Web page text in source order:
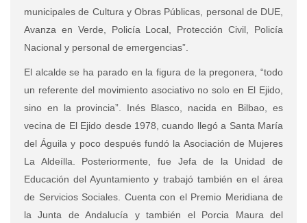
municipales de Cultura y Obras Públicas, personal de DUE,
Avanza en Verde, Policía Local, Protección Civil, Policía
Nacional y personal de emergencias”.
El alcalde se ha parado en la figura de la pregonera, “todo
un referente del movimiento asociativo no solo en El Ejido,
sino en la provincia”. Inés Blasco, nacida en Bilbao, es
vecina de El Ejido desde 1978, cuando llegó a Santa María
del Águila y poco después fundó la Asociación de Mujeres
La Aldeílla. Posteriormente, fue Jefa de la Unidad de
Educación del Ayuntamiento y trabajó también en el área
de Servicios Sociales. Cuenta con el Premio Meridiana de
la Junta de Andalucía y también el Porcia Maura del